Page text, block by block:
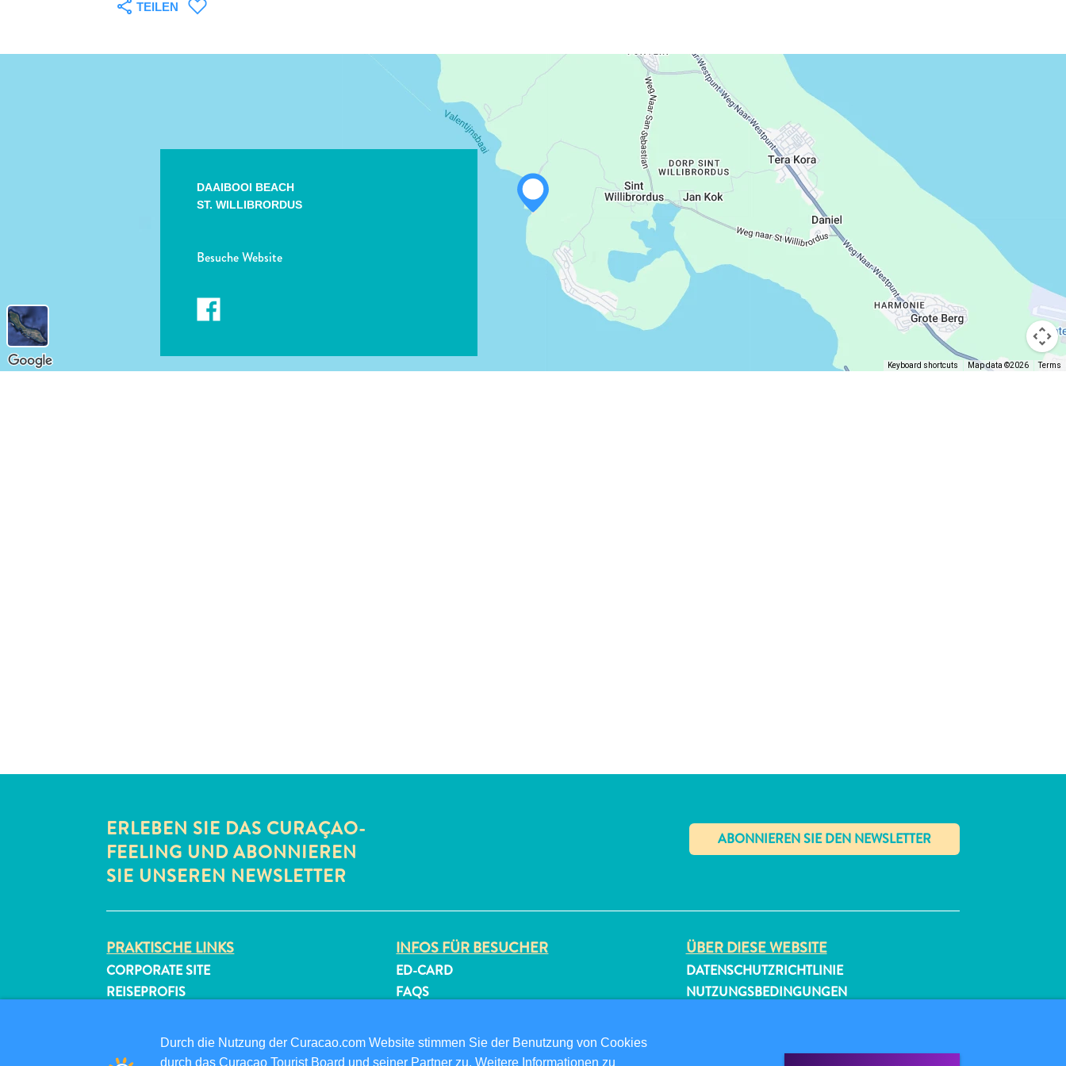
TEILEN
DAAIBOOI BEACH
ST. WILLIBRORDUS
Besuche Website
Keyboard shortcuts Map data ©2026 Terms
ERLEBEN SIE DAS CURAÇAO-
FEELING UND ABONNIEREN
SIE UNSEREN NEWSLETTER
✕
PRAKTISCHE LINKS
CORPORATE SITE
REISEPROFIS
IHR EVENT EINREICHEN
INFOS FÜR BESUCHER
ED-CARD
FAQS
EVENTS
ONLINE-BROSCHÜRE
ÜBER DIESE WEBSITE
DATENSCHUTZRICHTLINIE
NUTZUNGSBEDINGUNGEN
Durch die Nutzung der Curacao.com Website stimmen Sie der Benutzung von Cookies
durch das Curaçao Tourist Board und seiner Partner zu. Weitere Informationen zu